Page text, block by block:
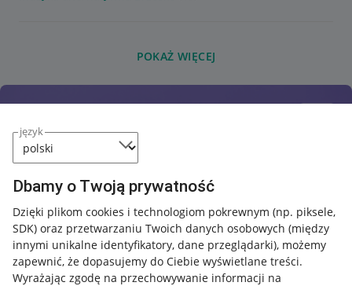
język
Dbamy o Twoją prywatność
Dzięki plikom cookies i technologiom pokrewnym (np. piksele,
SDK) oraz przetwarzaniu Twoich danych osobowych (między
innymi unikalne identyfikatory, dane przeglądarki), możemy
zapewnić, że dopasujemy do Ciebie wyświetlane treści.
Wyrażając zgodę na przechowywanie informacji na
POKAŻ WIĘCEJ